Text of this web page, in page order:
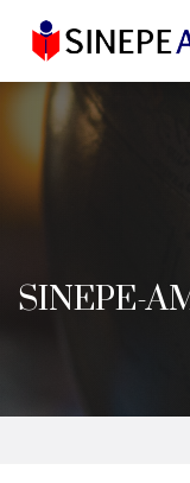
SINEPE-